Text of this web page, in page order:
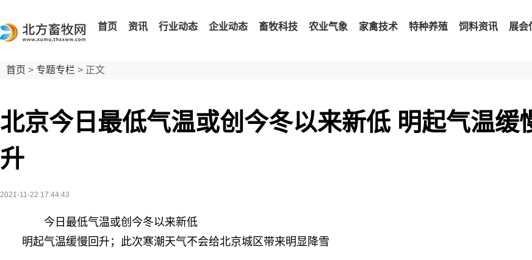
首页 资讯 行业动态 企业动态 畜牧科技 农业气象 家禽技术 特种养殖 饲料资讯 展会
首页 > 专题专栏 > 正文
北京今日最低气温或创今冬以来新低 明起气温缓
升
2021-11-22 17:44:43
今日最低气温或创今冬以来新低
明起气温缓慢回升；此次寒潮天气不会给北京城区带来明显降雪